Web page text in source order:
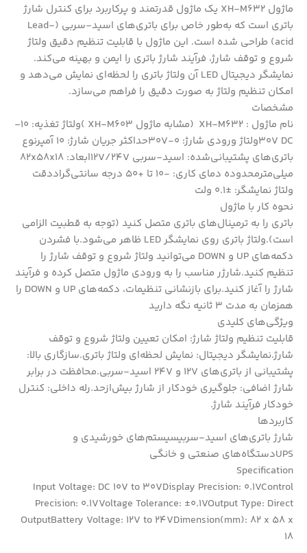
ماژول XH-M632 یک ماژول قدرتمند و پرکاربرد برای کنترل شارژ
باتری است که به‌طور خاص برای باتری‌های اسید-سربی (Lead-
acid) طراحی شده است. این ماژول با قابلیت تنظیم دقیق ولتاژ
شروع و توقف شارژ، فرآیند شارژ باتری را ایمن و بهینه می‌کند.
نمایشگر دیجیتال LED آن ولتاژ باتری را لحظه‌ای نمایش می‌دهد و
امکان تنظیم ولتاژ به صورت دقیق را فراهم می‌سازد.
مشخصات
نام ماژول : XH-M632 (مشابه ماژول XH-M603 )ولتاژ تغذیه: 10-
30V DCولتاژ ورودی شارژ: 0-30Vحداکثر جریان شارژ: 10 آمپرنوع
باتری‌های پشتیبانی‌شده: اسید-سربی 12V/24Vابعاد: 82x58x18
میلی‌مترمحدوده دمای کاری: -10 تا +50 درجه سانتی‌گراددقت
ولتاژ نمایشگر: ±0.1 ولت
نحوه کار با ماژول
باتری را به ترمینال‌های باتری متصل کنید (توجه به قطبیت الزامی
است).ولتاژ باتری روی نمایشگر LED ظاهر می‌شود.با فشردن
دکمه‌های UP و DOWN می‌توانید ولتاژ شروع و توقف شارژ را
تنظیم کنید.شارژر مناسب را به ورودی ماژول متصل کرده و فرآیند
شارژ را آغاز کنید.برای بازنشانی تنظیمات، دکمه‌های UP و DOWN را
همزمان به مدت 3 ثانیه نگه دارید
ویژگی‌های کلیدی
قابلیت تنظیم ولتاژ شارژ: امکان تعیین ولتاژ شروع و توقف
شارژ.نمایشگر دیجیتال: نمایش لحظه‌ای ولتاژ باتری.سازگاری بالا:
پشتیبانی از باتری‌های 12V و 24V اسید-سربی.محافظت در برابر
شارژ اضافی: جلوگیری خودکار از شارژ بیش‌ازحد.رله داخلی: کنترل
خودکار فرآیند شارژ.
کاربردها
شارژ باتری‌های اسید-سربیسیستم‌های خورشیدی و
UPSدستگاه‌های صنعتی و خانگی
Specification
Input Voltage: DC 10V to 30VDisplay Precision: 0.1VControl
Precision: 0.1VVoltage Tolerance: ±0.1VOutput Type: Direct
OutputBattery Voltage: 12V to 24VDimension(mm): 82 x 58 x
18